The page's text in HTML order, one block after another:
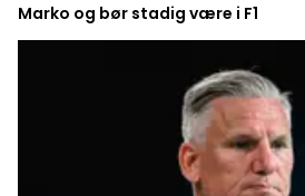
Marko og bør stadig være i F1